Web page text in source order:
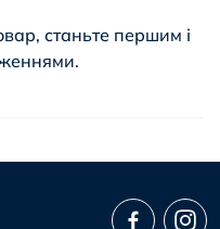
станьте першим і